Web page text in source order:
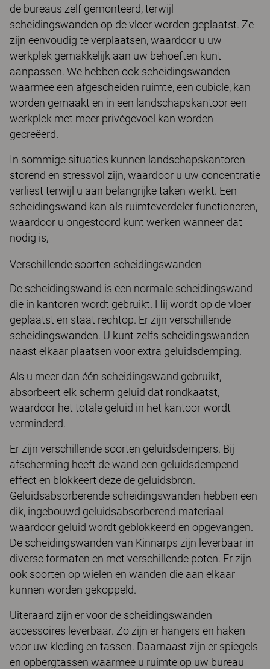
de bureaus zelf gemonteerd, terwijl
scheidingswanden op de vloer worden geplaatst. Ze
zijn eenvoudig te verplaatsen, waardoor u uw
werkplek gemakkelijk aan uw behoeften kunt
aanpassen. We hebben ook scheidingswanden
waarmee een afgescheiden ruimte, een cubicle, kan
worden gemaakt en in een landschapskantoor een
werkplek met meer privégevoel kan worden
gecreëerd.
In sommige situaties kunnen landschapskantoren
storend en stressvol zijn, waardoor u uw concentratie
verliest terwijl u aan belangrijke taken werkt. Een
scheidingswand kan als ruimteverdeler functioneren,
waardoor u ongestoord kunt werken wanneer dat
nodig is,
Verschillende soorten scheidingswanden
De scheidingswand is een normale scheidingswand
die in kantoren wordt gebruikt. Hij wordt op de vloer
geplaatst en staat rechtop. Er zijn verschillende
scheidingswanden. U kunt zelfs scheidingswanden
naast elkaar plaatsen voor extra geluidsdemping.
Als u meer dan één scheidingswand gebruikt,
absorbeert elk scherm geluid dat rondkaatst,
waardoor het totale geluid in het kantoor wordt
verminderd.
Er zijn verschillende soorten geluidsdempers. Bij
afscherming heeft de wand een geluidsdempend
effect en blokkeert deze de geluidsbron.
Geluidsabsorberende scheidingswanden hebben een
dik, ingebouwd geluidsabsorberend materiaal
waardoor geluid wordt geblokkeerd en opgevangen.
De scheidingswanden van Kinnarps zijn leverbaar in
diverse formaten en met verschillende poten. Er zijn
ook soorten op wielen en wanden die aan elkaar
kunnen worden gekoppeld.
Uiteraard zijn er voor de scheidingswanden
accessoires leverbaar. Zo zijn er hangers en haken
voor uw kleding en tassen. Daarnaast zijn er spiegels
en opbergtassen waarmee u ruimte op uw bureau